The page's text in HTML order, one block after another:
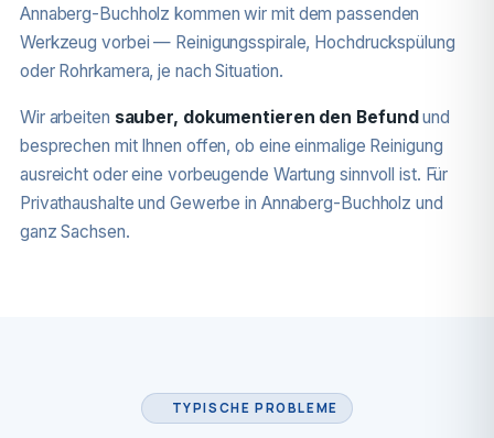
Annaberg-Buchholz kommen wir mit dem passenden
Werkzeug vorbei — Reinigungsspirale, Hochdruckspülung
oder Rohrkamera, je nach Situation.
Wir arbeiten sauber, dokumentieren den Befundund
besprechen mit Ihnen offen, ob eine einmalige Reinigung
ausreicht oder eine vorbeugende Wartung sinnvoll ist. Für
Privathaushalte und Gewerbe in Annaberg-Buchholz und
ganz Sachsen.
TYPISCHE PROBLEME